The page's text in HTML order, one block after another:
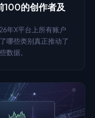
100的创作者及
年X平台上所有账户
哪些类别真正推动了
数据。